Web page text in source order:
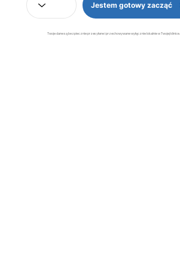
Jestem gotowy zacząć
Twoje dane są bezpiecznie przesyłane i przechowywane wyłącznie lokalnie w Twojej klinice.